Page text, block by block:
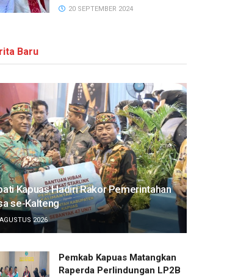
20 SEPTEMBER 2024
Baru
Kapuas Hadiri Rakor Pemerintahan
se-Kalteng
2026
Pemkab Kapuas Matangkan
Raperda Perlindungan LP2B